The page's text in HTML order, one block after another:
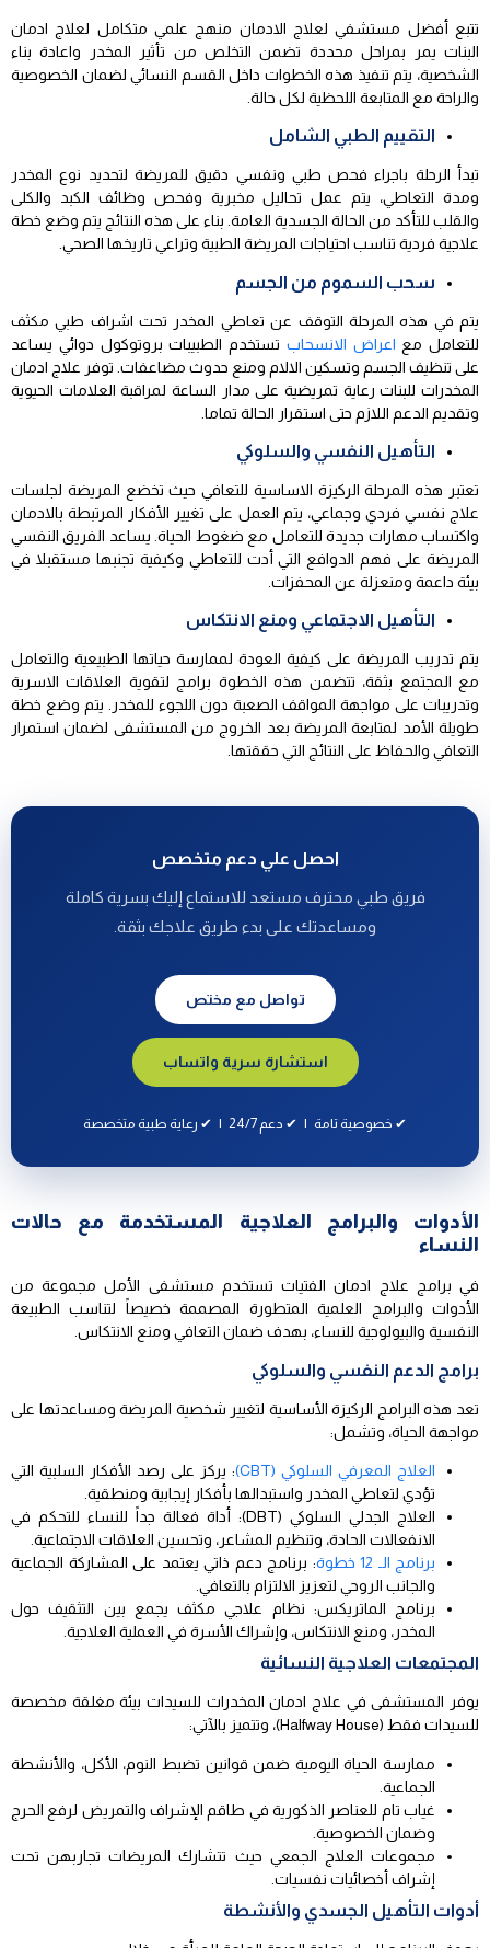
تتبع أفضل مستشفي لعلاج الادمان منهج علمي متكامل لعلاج ادمان
البنات يمر بمراحل محددة تضمن التخلص من تأثير المخدر واعادة بناء
الشخصية، يتم تنفيذ هذه الخطوات داخل القسم النسائي لضمان الخصوصية
والراحة مع المتابعة اللحظية لكل حالة.
التقييم الطبي الشامل
تبدأ الرحلة باجراء فحص طبي ونفسي دقيق للمريضة لتحديد نوع المخدر
ومدة التعاطي، يتم عمل تحاليل مخبرية وفحص وظائف الكبد والكلى
والقلب للتأكد من الحالة الجسدية العامة. بناء على هذه النتائج يتم وضع خطة
علاجية فردية تناسب احتياجات المريضة الطبية وتراعي تاريخها الصحي.
سحب السموم من الجسم
يتم في هذه المرحلة التوقف عن تعاطي المخدر تحت اشراف طبي مكثف
للتعامل مع اعراض الانسحاب تستخدم الطبيبات بروتوكول دوائي يساعد
على تنظيف الجسم وتسكين الالام ومنع حدوث مضاعفات. توفر علاج ادمان
المخدرات للبنات رعاية تمريضية على مدار الساعة لمراقبة العلامات الحيوية
وتقديم الدعم اللازم حتى استقرار الحالة تماما.
التأهيل النفسي والسلوكي
تعتبر هذه المرحلة الركيزة الاساسية للتعافي حيث تخضع المريضة لجلسات
علاج نفسي فردي وجماعي، يتم العمل على تغيير الأفكار المرتبطة بالادمان
واكتساب مهارات جديدة للتعامل مع ضغوط الحياة. يساعد الفريق النفسي
المريضة على فهم الدوافع التي أدت للتعاطي وكيفية تجنبها مستقبلا في
بيئة داعمة ومنعزلة عن المحفزات.
التأهيل الاجتماعي ومنع الانتكاس
يتم تدريب المريضة على كيفية العودة لممارسة حياتها الطبيعية والتعامل
مع المجتمع بثقة، تتضمن هذه الخطوة برامج لتقوية العلاقات الاسرية
وتدريبات على مواجهة المواقف الصعبة دون اللجوء للمخدر. يتم وضع خطة
طويلة الأمد لمتابعة المريضة بعد الخروج من المستشفى لضمان استمرار
التعافي والحفاظ على النتائج التي حققتها.
احصل علي دعم متخصص
فريق طبي محترف مستعد للاستماع إليك بسرية كاملة
ومساعدتك على بدء طريق علاجك بثقة.
تواصل مع مختص
استشارة سرية واتساب
✔ خصوصية تامة | ✔ دعم 24/7 | ✔ رعاية طبية متخصصة
الأدوات والبرامج العلاجية المستخدمة مع حالات
النساء
في برامج علاج ادمان الفتيات تستخدم مستشفى الأمل مجموعة من
الأدوات والبرامج العلمية المتطورة المصممة خصيصاً لتناسب الطبيعة
النفسية والبيولوجية للنساء، بهدف ضمان التعافي ومنع الانتكاس.
برامج الدعم النفسي والسلوكي
تعد هذه البرامج الركيزة الأساسية لتغيير شخصية المريضة ومساعدتها على
مواجهة الحياة، وتشمل:
العلاج المعرفي السلوكي (CBT)
: يركز على رصد الأفكار السلبية التي
تؤدي لتعاطي المخدر واستبدالها بأفكار إيجابية ومنطقية.
العلاج الجدلي السلوكي (DBT): أداة فعالة جداً للنساء للتحكم في
الانفعالات الحادة، وتنظيم المشاعر، وتحسين العلاقات الاجتماعية.
برنامج الـ 12 خطوة
: برنامج دعم ذاتي يعتمد على المشاركة الجماعية
والجانب الروحي لتعزيز الالتزام بالتعافي.
برنامج الماتريكس: نظام علاجي مكثف يجمع بين التثقيف حول
المخدر، ومنع الانتكاس، وإشراك الأسرة في العملية العلاجية.
المجتمعات العلاجية النسائية
يوفر المستشفى في علاج ادمان المخدرات للسيدات بيئة مغلقة مخصصة
للسيدات فقط (Halfway House)، وتتميز بالآتي:
ممارسة الحياة اليومية ضمن قوانين تضبط النوم، الأكل، والأنشطة
الجماعية.
غياب تام للعناصر الذكورية في طاقم الإشراف والتمريض لرفع الحرج
وضمان الخصوصية.
مجموعات العلاج الجمعي حيث تتشارك المريضات تجاربهن تحت
إشراف أخصائيات نفسيات.
أدوات التأهيل الجسدي والأنشطة